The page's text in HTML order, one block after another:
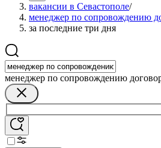
вакансии в Севастополе/
менеджер по сопровождению
за последние три дня
менеджер по сопровождению